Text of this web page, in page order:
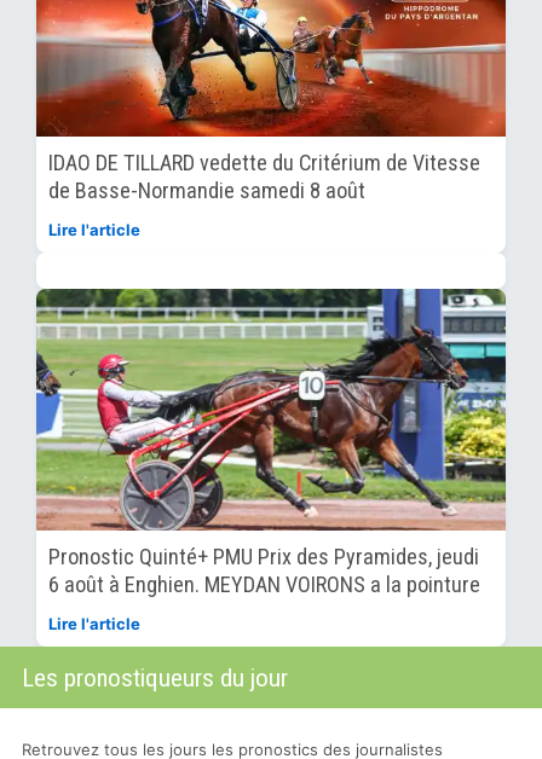
IDAO DE TILLARD vedette du Critérium de Vitesse
de Basse-Normandie samedi 8 août
Lire l'article
Pronostic Quinté+ PMU Prix des Pyramides, jeudi
6 août à Enghien. MEYDAN VOIRONS a la pointure
Lire l'article
Les pronostiqueurs du jour
Retrouvez tous les jours les pronostics des journalistes